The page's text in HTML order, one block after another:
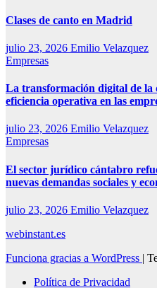
Clases de canto en Madrid
julio 23, 2026 Emilio Velazquez
Empresas
La transformación digital de la
eficiencia operativa en las
julio 23, 2026 Emilio Velazquez
Empresas
El sector jurídico cántabro
nuevas demandas sociales y
julio 23, 2026 Emilio Velazquez
webinstant.es
Funciona gracias a WordPress |
Política de Privacidad